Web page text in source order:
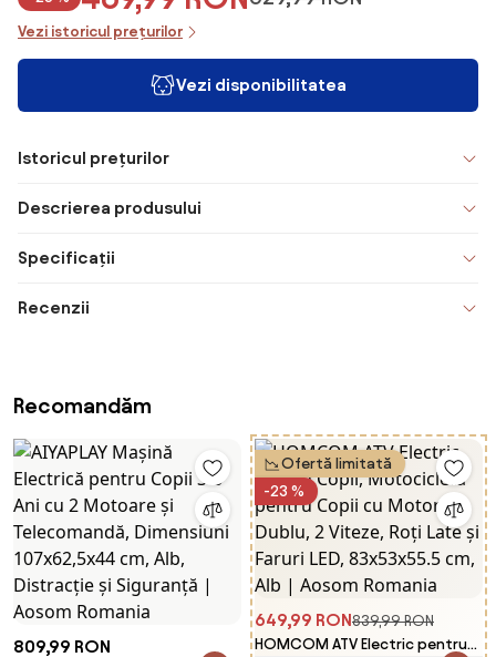
Vezi istoricul prețurilor
Vezi disponibilitatea
Istoricul prețurilor
Descrierea produsului
Specificații
Recenzii
Recomandăm
809,99 RON
Ofertă limitată
-23 %
649,99 RON839,99 RON
HOMCOM ATV Electric pentru